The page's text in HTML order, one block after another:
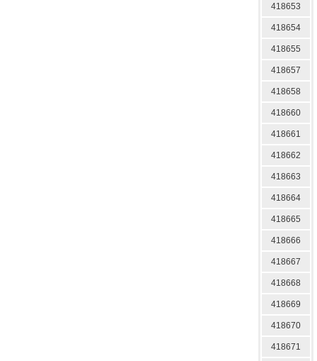
418653
418654
418655
418657
418658
418660
418661
418662
418663
418664
418665
418666
418667
418668
418669
418670
418671